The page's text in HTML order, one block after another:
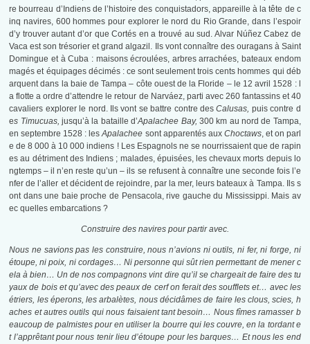
re bourreau d’Indiens de l’histoire des conquistadors, appareille à la tête de c
inq navires, 600 hommes pour explorer le nord du Rio Grande, dans l’espoir
d’y trouver autant d’or que Cortés en a trouvé au sud. Alvar Núñez Cabez de
Vaca est son trésorier et grand algazil. Ils vont connaître des ouragans à Saint
Domingue et à Cuba : maisons écroulées, arbres arrachées, bateaux endom
magés et équipages décimés : ce sont seulement trois cents hommes qui déb
arquent dans la baie de Tampa – côte ouest de la Floride – le 12 avril 1528 : l
a flotte a ordre d’attendre le retour de Narváez, parti avec 260 fantassins et 40
cavaliers explorer le nord. Ils vont se battre contre desCalusas, puis contre d
es Timucuas,jusqu’à la bataille d’Apalachee Bay, 300 km au nord de Tampa,
en septembre 1528 : lesApalachee sont apparentés aux Choctaws, et on parl
e de 8 000 à 10 000 indiens ! Les Espagnols ne se nourrissaient que de rapin
es au détriment des Indiens ; malades, épuisées, les chevaux morts depuis lo
ngtemps – il n’en reste qu’un – ils se refusent à connaître une seconde fois l’e
nfer de l’aller et décident de rejoindre, par la mer, leurs bateaux à Tampa. Ils s
ont dans une baie proche de Pensacola, rive gauche du Mississippi. Mais av
ec quelles embarcations ?
Construire des navires pour partir avec.
Nous ne savions pas les construire, nous n’avions ni outils, ni fer, ni forge, ni
étoupe, ni poix, ni cordages… Ni personne qui sût rien permettant de mener c
ela à bien… Un de nos compagnons vint dire qu’il se chargeait de faire des tu
yaux de bois et qu’avec des peaux de cerf on ferait des soufflets et… avec les
étriers, les éperons, les arbalètes, nous décidâmes de faire les clous, scies, h
aches et autres outils qui nous faisaient tant besoin… Nous fîmes ramasser b
eaucoup de palmistes pour en utiliser la bourre qui les couvre, en la tordant e
t l’apprêtant pour nous tenir lieu d’étoupe pour les barques… Et nous les end